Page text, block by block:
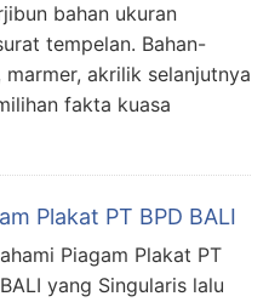
bahan ukuran
tempelan. Bahan-
akrilik selanjutnya
fakta kuasa
Plakat PT BPD BALI
Piagam Plakat PT
yang Singularis lalu